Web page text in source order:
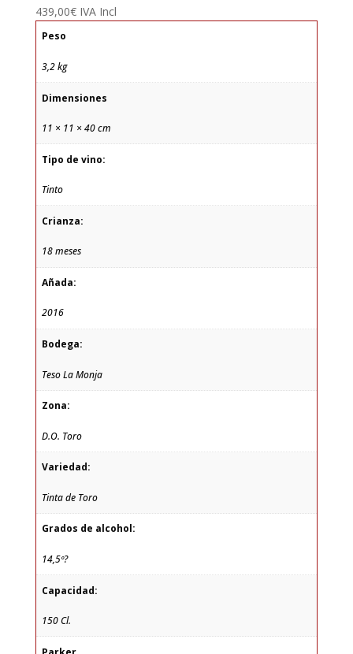
439,00€ IVA Incl
Peso
3,2 kg
Dimensiones
11 × 11 × 40 cm
Tipo de vino:
Tinto
Crianza:
18 meses
Añada:
2016
Bodega:
Teso La Monja
Zona:
D.O. Toro
Variedad:
Tinta de Toro
Grados de alcohol:
14,5º?
Capacidad:
150 Cl.